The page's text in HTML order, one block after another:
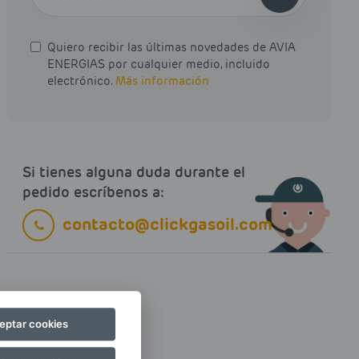
Quiero recibir las últimas novedades de AVIA
ENERGIAS por cualquier medio, incluido
electrónico. Más información
Si tienes alguna duda durante el
pedido escríbenos a:
contacto@clickgasoil.com
cookies